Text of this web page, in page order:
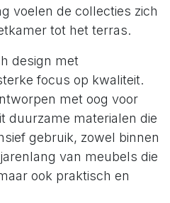
voelen de collecties zich
tot het terras.
design met
focus op kwaliteit.
met oog voor
duurzame materialen die
gebruik, zowel binnen
van meubels die
ook praktisch en